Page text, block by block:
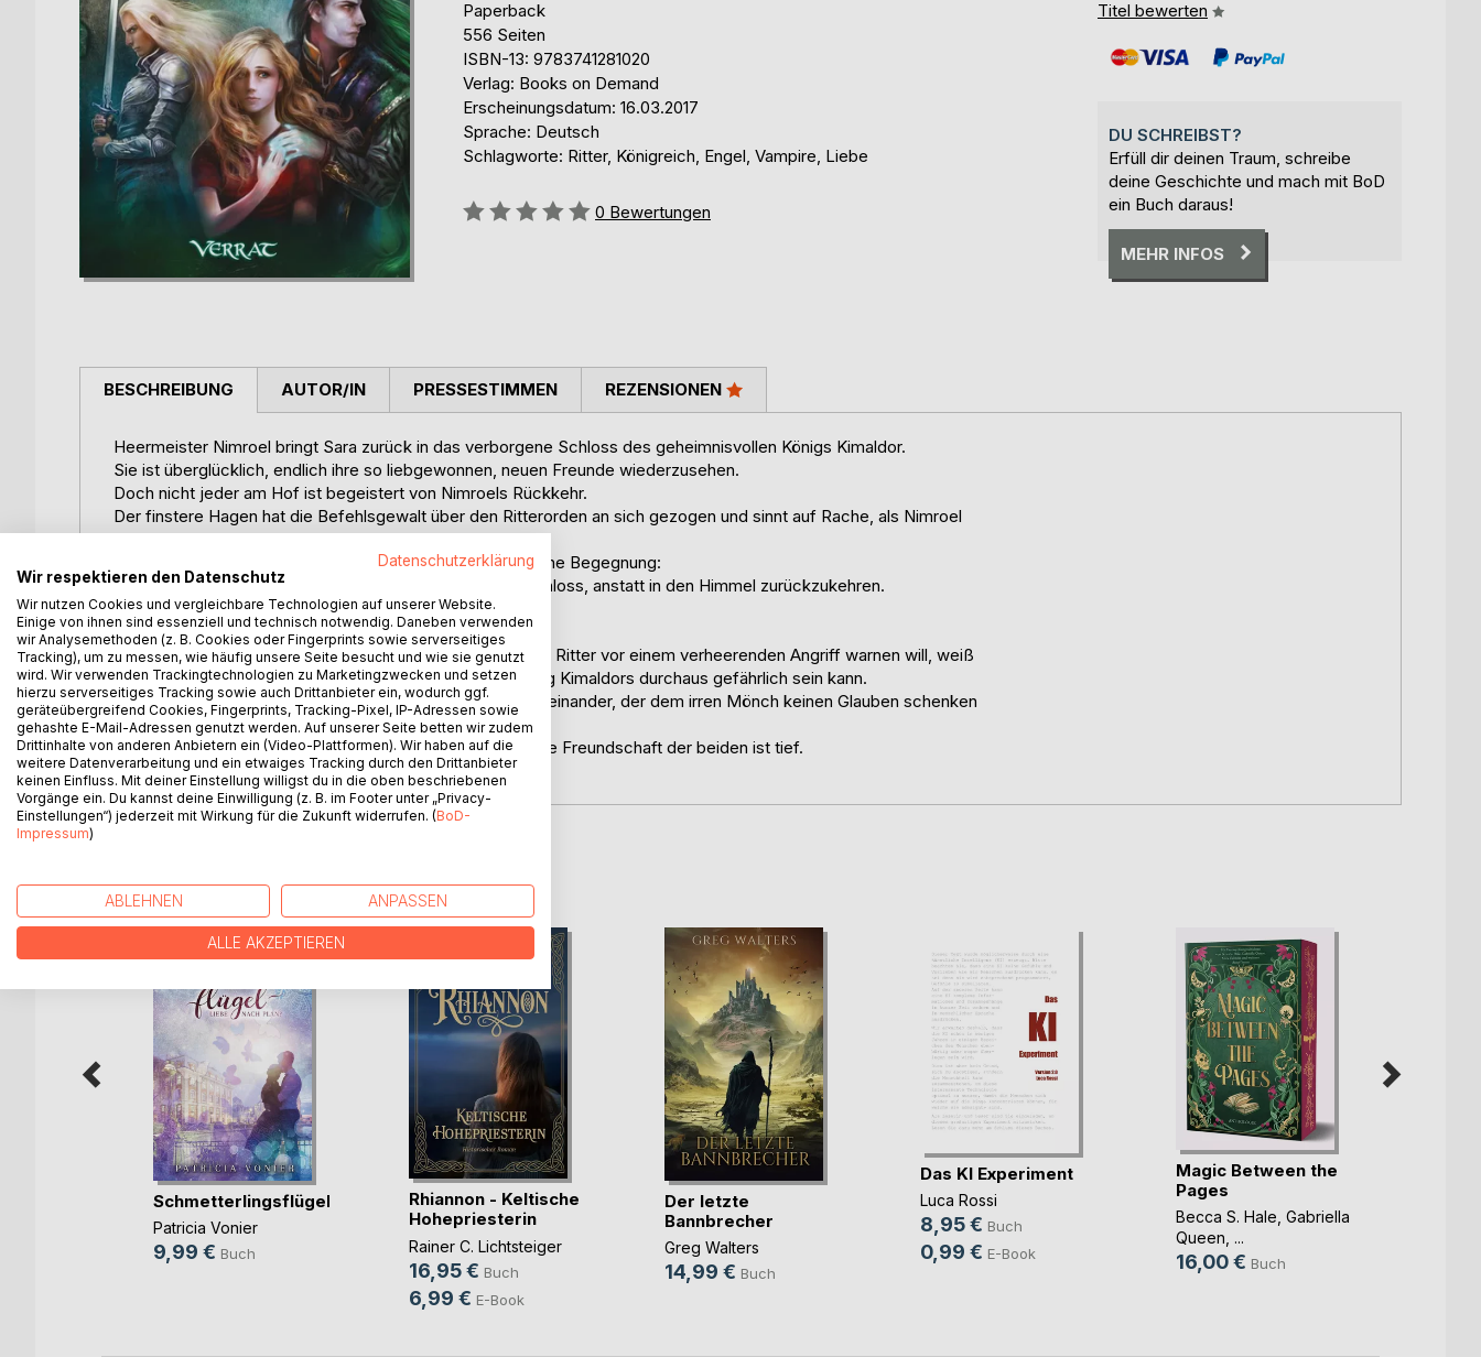
Paperback
556 Seiten
ISBN-13: 9783741281020
Verlag: Books on Demand
Erscheinungsdatum: 16.03.2017
Sprache: Deutsch
Schlagworte: Ritter, Königreich, Engel, Vampire, Liebe
Bewertung::
0 Bewertungen
Titel bewerten
DU SCHREIBST?
Erfüll dir deinen Traum, schreibe
deine Geschichte und mach mit BoD
ein Buch daraus!
MEHR INFOS
BESCHREIBUNG
Heermeister Nimroel bringt Sara zurück in das verborgene Schloss des geheimnisvollen Königs Kimaldor.
Sie ist überglücklich, endlich ihre so liebgewonnen, neuen Freunde wiederzusehen.
Doch nicht jeder am Hof ist begeistert von Nimroels Rückkehr.
Der finstere Hagen hat die Befehlsgewalt über den Ritterorden an sich gezogen und sinnt auf Rache, als Nimroel
seinen Platz als Großmeister wieder einnimmt.
Und auch Sara hat gleich am ersten Abend eine unheimliche Begegnung:
Nimroels Schutzengel Lucien geistert noch durch das Schloss, anstatt in den Himmel zurückzukehren.
Hat er etwa Schuld auf sich geladen und droht zu fallen?
Und warum zeigt der eiskalte Engel Interesse an Sara?
Als dann auch noch ein dubioser Mönch auftaucht, der die Ritter vor einem verheerenden Angriff warnen will, weiß
Sara endgültig, dass ihre Berufung zur Lichtgefährtin König Kimaldors durchaus gefährlich sein kann.
Und in dieser Situation gerät sie auch noch mit Nimroel aneinander, der dem irren Mönch keinen Glauben schenken
will.
Sara hasst es, sich mit dem blonden Hünen zu streiten. Die Freundschaft der beiden ist tief.
Oder ist es am Ende gar ... Liebe?
AUTOR/IN PRESSESTIMMEN REZENSIONEN
WEITERE TITEL BEIBoD
Schmetterlingsflügel
Patricia Vonier
9,99 € Buch
Rhiannon - Keltische
Hohepriesterin
Rainer C. Lichtsteiger
16,95 € Buch
6,99 € E-Book
Der letzte
Bannbrecher
Greg Walters
14,99 € Buch
Das KI Experiment
Luca Rossi
8,95 € Buch
0,99 € E-Book
Magic Between the
Pages
Becca S. Hale Gabriella
Queen , ...
16,00 € Buch
Datenschutzerklärung
Wir respektieren den Datenschutz
Wir nutzen Cookies und vergleichbare Technologien auf unserer Website.
Einige von ihnen sind essenziell und technisch notwendig. Daneben verwenden
wir Analysemethoden (z. B. Cookies oder Fingerprints sowie serverseitiges
Tracking), um zu messen, wie häufig unsere Seite besucht und wie sie genutzt
wird. Wir verwenden Trackingtechnologien zu Marketingzwecken und setzen
hierzu serverseitiges Tracking sowie auch Drittanbieter ein, wodurch ggf.
geräteübergreifend Cookies, Fingerprints, Tracking-Pixel, IP-Adressen sowie
gehashte E-Mail-Adressen genutzt werden. Auf unserer Seite betten wir zudem
Drittinhalte von anderen Anbietern ein (Video-Plattformen). Wir haben auf die
weitere Datenverarbeitung und ein etwaiges Tracking durch den Drittanbieter
keinen Einfluss. Mit deiner Einstellung willigst du in die oben beschriebenen
Vorgänge ein. Du kannst deine Einwilligung (z. B. im Footer unter „Privacy-
Einstellungen“) jederzeit mit Wirkung für die Zukunft widerrufen. (BoD-
Impressum)
ABLEHNEN ANPASSEN
ALLE AKZEPTIEREN